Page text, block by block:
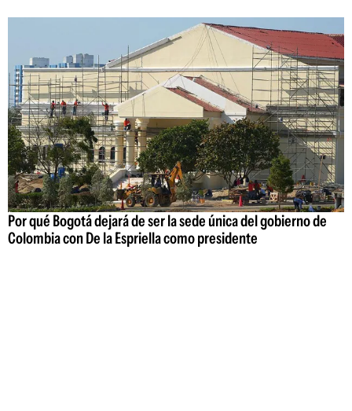
Por qué Bogotá dejará de ser la sede única del gobierno de
Colombia con De la Espriella como presidente